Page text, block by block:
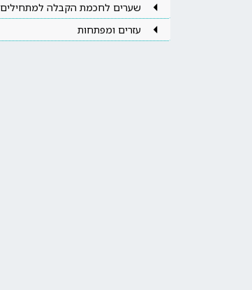
שערים לחכמת הקבלה למתחילים
עזרים ומפתחות